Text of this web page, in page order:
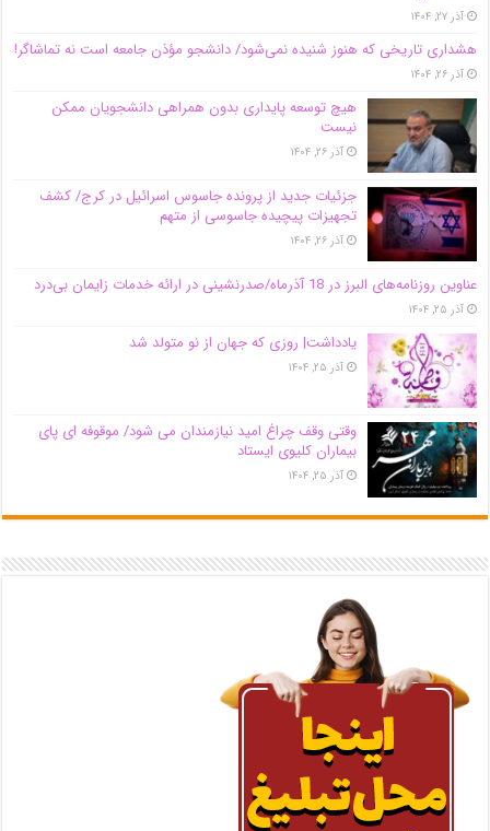
آذر ۲۷, ۱۴۰۴
هشداری تاریخی که هنوز شنیده نمی‌شود/ دانشجو مؤذن جامعه است نه تماشاگر!
آذر ۲۶, ۱۴۰۴
هیچ توسعه پایداری بدون همراهی دانشجویان ممکن
نیست
آذر ۲۶, ۱۴۰۴
جزئیات جدید از پرونده جاسوس اسرائیل در کرج/‌ کشف
تجهیزات پیچیده جاسوسی از متهم
آذر ۲۶, ۱۴۰۴
عناوین روزنامه‌های البرز در ‌18 آذرماه/صدرنشینی در ارائه خدمات زایمان بی‌درد
آذر ۲۵, ۱۴۰۴
یادداشت| روزی که جهان از نو متولد شد
آذر ۲۵, ۱۴۰۴
وقتی وقف چراغ امید نیازمندان می شود/ موقوفه ای پای
بیماران کلیوی ایستاد
آذر ۲۵, ۱۴۰۴